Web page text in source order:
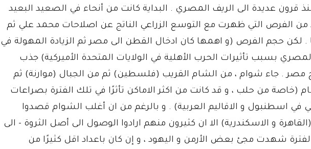
قرون عديدة الى الريف المصري . البداية كانت من أنحاء في الصعيد البعيد
الفرص التي ظهرت مع التوسع الزراعي الناتج عن اصلاحات محمد علي ثم
لكن حجم الفرص (و اهمها كان ادخال القطن الى مصر ثم الزيادة المهولة في
بسبب تأثيرات الحرب الأهلية في الولايات المتحدة الأميركية) جذب
مصر . جاء شوام ، من الشام القريب (فلسطين) ثم من الجبال (موارنة) ثم
من حلب ، و قد كانت من اكثر الاماكن تأثرًا في تلك الفترة بصراعات
في اسطنبول و الاقاليم العربية) . و بالرغم من ان أغلب الشوام قصدوا
(القاهرة و الاسكندرية) الا ان كثيرون منهم ارادوا الوصول الى أصل الثروة - الى
شهدت مجئ بعض الأرمن و اليهود ، و إن كان باعداد اقل كثيرًا من